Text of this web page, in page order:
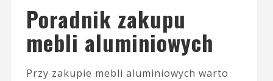
Poradnik zakupu
mebli aluminiowych
Przy zakupie mebli aluminiowych warto